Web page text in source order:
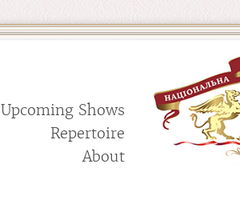
Upcoming Shows
Repertoire
About